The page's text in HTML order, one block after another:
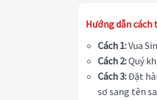
Hướng dẫn cách
Cách 1:Vua
Cách 2:Quý
Cách 3:Đặt
sơ sang tên